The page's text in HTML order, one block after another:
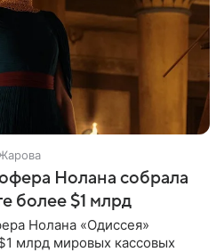
Нолана собрала
более $1 млрд
Нолана «Одиссея»
млрд мировых кассовых